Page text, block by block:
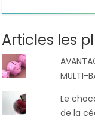
Articles les
MULTI-
Le
de la